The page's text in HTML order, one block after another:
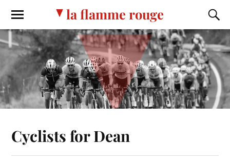
la flamme rouge
Cyclists for Dean